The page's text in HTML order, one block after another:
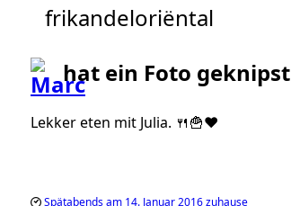
frikandeloriëntal
hat ein Foto geknipst
Lekker eten mit Julia. 🍴🍟❤️
Spätabends am 14. Januar 2016zuhause